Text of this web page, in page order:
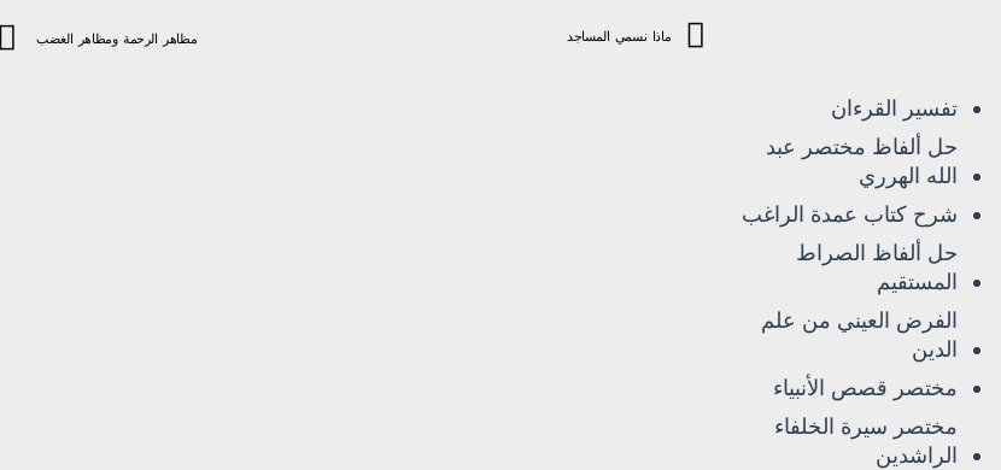
تفسير القرءان
حل ألفاظ مختصر عبد
الله الهرري
شرح كتاب عمدة الراغب
حل ألفاظ الصراط
المستقيم
الفرض العيني من علم
الدين
مختصر قصص الأنبياء
مختصر سيرة الخلفاء
الراشدين
ماذا نسمي المساجد مظاهر الرحمة ومظاهر الغضب